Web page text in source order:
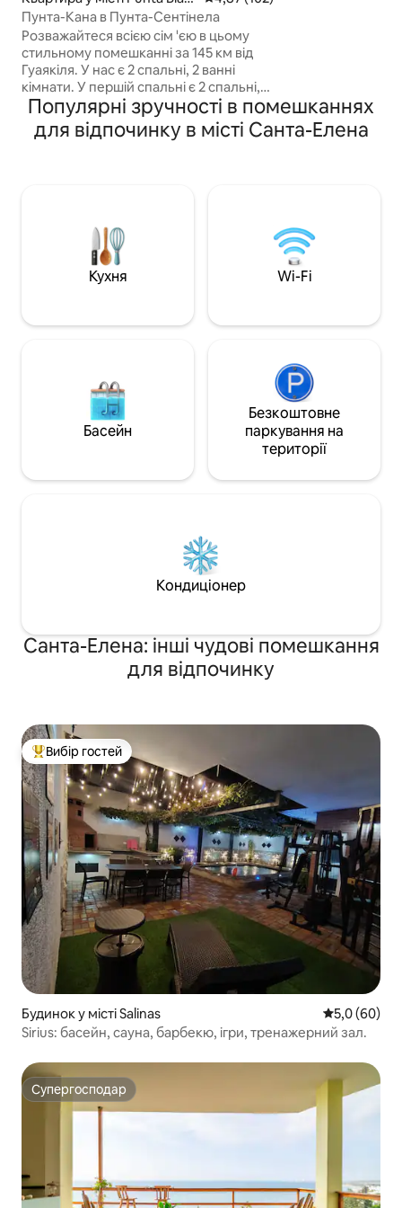
ca
Пунта-Кана в Пунта-Сентінела
Розважайтеся всією сім 'єю в цьому
стильному помешканні за 145 км від
Гуаякіля. У нас є 2 спальні, 2 ванні
кімнати. У першій спальні є 2 спальні,
1/2, на 2-му. Тип ліжка: 1 двоповерхове
ліжко на 1,5 місця та 1 односпальне
ліжко на 1,5 місця, паркінг. 3
соціальної зони з грилем (у резерві),
доступ до басейнів і гідромасажної
ванни. Ви також можете відвідати
прекрасні приватні пляжі, які не мають
приватного
Забронюйте
раєм на березі
Популярні зручності в помешканнях
для відпочинку в місті Санта-Елена
Кухня Wi-Fi
Басейн
Безкоштовне
паркування на
території
Кондиціонер
Санта-Елена: інші чудові помешкання
для відпочинку
Топ вибір гостей
Вибір гостей
Будинок у місті Salinas Середня
5,0 (60)
Sirius: басейн, сауна, барбекю, ігри, тренажерний зал.
Супергосподар
Супергосподар